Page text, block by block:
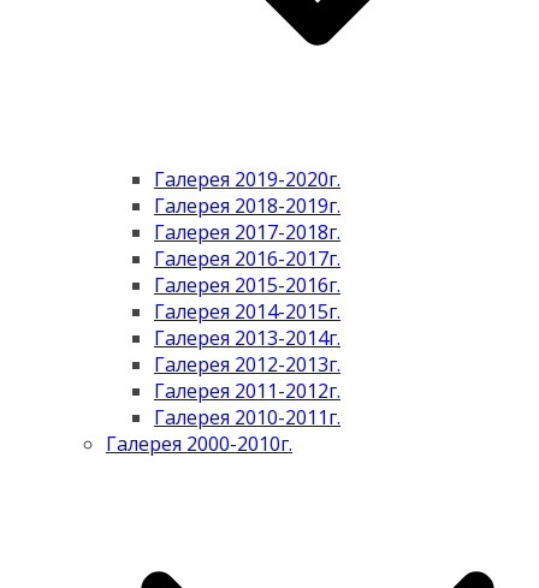
Галерея 2019-2020г.
Галерея 2018-2019г.
Галерея 2017-2018г.
Галерея 2016-2017г.
Галерея 2015-2016г.
Галерея 2014-2015г.
Галерея 2013-2014г.
Галерея 2012-2013г.
Галерея 2011-2012г.
Галерея 2010-2011г.
Галерея 2000-2010г.